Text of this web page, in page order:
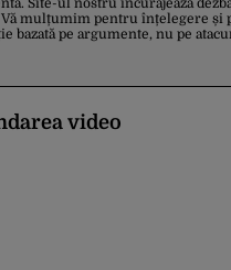
mulțumim pentru înțelegere și
bazată pe argumente, nu pe
video